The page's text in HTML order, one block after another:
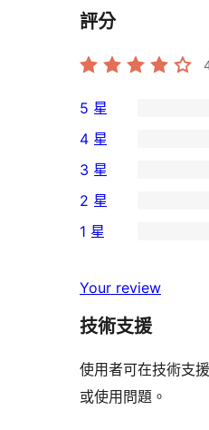
評分
6
個
5
星
使
者
論
5 星
個
4
星
用
者
論
4 星
1
個
3
使
用
評
論
3 星
個
星
使
者
評
2 星
1
星
用
者
1 星
Your review
技術支援
使用者可在技術支
或使用問題。